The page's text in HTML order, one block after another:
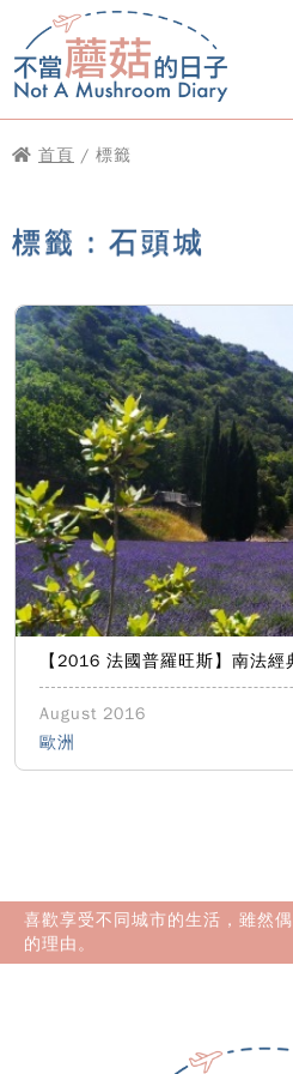
首頁 / 標籤
標籤：石頭城
【2016 法國普羅旺斯】南法
August 2016
歐洲
喜歡享受不同城市的生活，雖然
的理由。